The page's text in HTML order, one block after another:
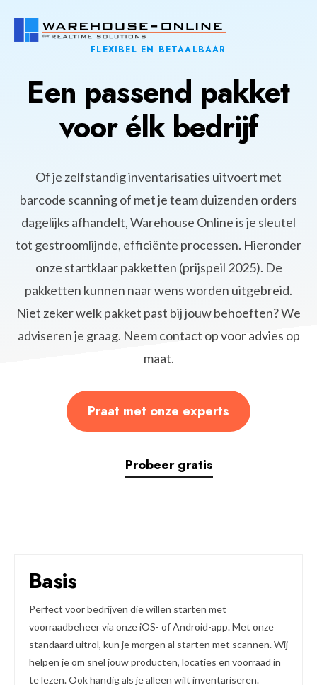
FLEXIBEL EN BETAALBAAR
Een passend pakket
voor élk bedrijf
Of je zelfstandig inventarisaties uitvoert met
barcode scanning of met je team duizenden orders
dagelijks afhandelt, Warehouse Online is je sleutel
tot gestroomlijnde, efficiënte processen. Hieronder
onze startklaar pakketten (prijspeil 2025). De
pakketten kunnen naar wens worden uitgebreid.
Niet zeker welk pakket past bij jouw behoeften? We
adviseren je graag. Neem contact op voor advies op
maat.
Praat met onze experts
Probeer gratis
Basis
Perfect voor bedrijven die willen starten met
voorraadbeheer via onze iOS- of Android-app. Met onze
standaard uitrol, kun je morgen al starten met scannen. Wij
helpen je om snel jouw producten, locaties en voorraad in
te lezen. Ook handig als je alleen wilt inventariseren.